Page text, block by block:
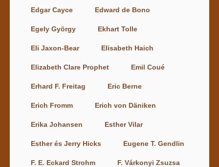
Edgar Cayce Edward de Bono
Egely György Ekhart Tolle
Eli Jaxon-Bear Elisabeth Haich
Elizabeth Clare Prophet Emil Coué
Erhard F. Freitag Eric Berne
Erich Fromm Erich von Däniken
Erika Johansen Esther Vilar
Esther és Jerry Hicks Eugene T. Gendlin
F. E. Eckard Strohm F. Várkonyi Zsuzsa